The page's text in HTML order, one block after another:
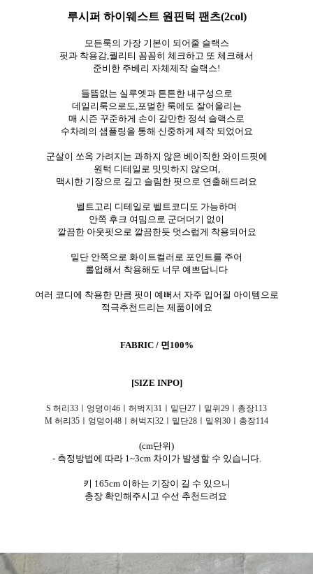
루시퍼 하이웨스트 원핀턱 팬츠(2col)
모든룩의 가장 기본이 되어줄 슬랙스
핏과 착용감,퀄리티 꼼꼼히 체크하고 또 체크해서
준비한 주베리 자체제작 슬랙스!
들뜸없는 실루엣과 튼튼한 내구성으로
데일리룩으로도,포멀한 룩에도 잘어울리는
매 시즌 꾸준하게 손이 갈만한 정석 슬랙스로
수차례의 샘플링을 통해 신중하게 제작 되었어요
군살이 쏘옥 가려지는 과하지 않은 베이직한 와이드핏에
원턱 디테일로 밋밋하지 않으며,
맥시한 기장으로 길고 슬림한 핏으로 연출해드려요
벨트고리 디테일로 벨트코디도 가능하며
안쪽 후크 여밈으로 군더더기 없이
깔끔한 아웃핏으로 깔끔한듯 멋스럽게 착용되어요
밑단 안쪽으로 화이트컬러로 포인트를 주어
롤업해서 착용해도 너무 예쁘답니다
여러 코디에 착용한 만큼 핏이 예뻐서 자주 입어질 아이템으로
적극추천드리는 제품이에요
FABRIC / 면100%
[SIZE INPO]
S 허리33ㅣ엉덩이46ㅣ허벅지31ㅣ밑단27ㅣ밑위29ㅣ총장113
M 허리35ㅣ엉덩이48ㅣ허벅지32ㅣ밑단28ㅣ밑위30ㅣ총장114
(cm단위)
- 측정방법에 따라 1~3cm 차이가 발생할 수 있습니다.
키 165cm 이하는 기장이 길 수 있으니
총장 확인해주시고 수선 추천드려요